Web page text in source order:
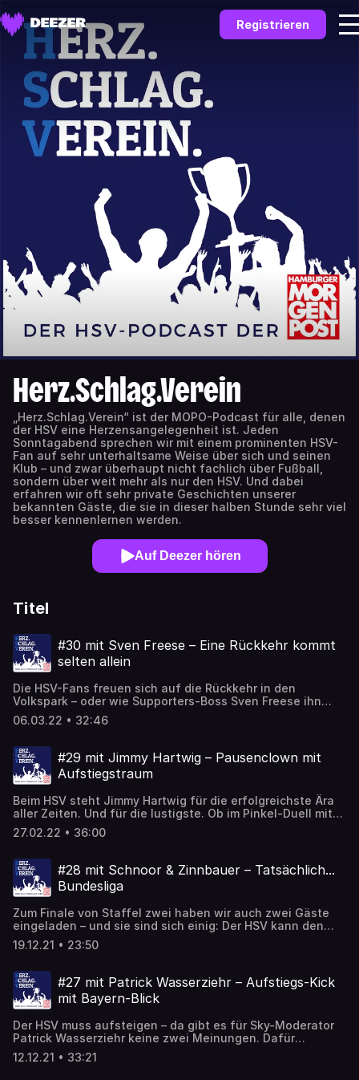
Registrieren
Herz.Schlag.Verein
„Herz.Schlag.Verein“ ist der MOPO-Podcast für alle, denen
der HSV eine Herzensangelegenheit ist. Jeden
Sonntagabend sprechen wir mit einem prominenten HSV-
Fan auf sehr unterhaltsame Weise über sich und seinen
Klub – und zwar überhaupt nicht fachlich über Fußball,
sondern über weit mehr als nur den HSV. Und dabei
erfahren wir oft sehr private Geschichten unserer
bekannten Gäste, die sie in dieser halben Stunde sehr viel
besser kennenlernen werden.
Auf Deezer hören
Titel
#30 mit Sven Freese – Eine Rückkehr kommt
selten allein
Die HSV-Fans freuen sich auf die Rückkehr in den
Volkspark – oder wie Supporters-Boss Sven Freese ihn
nennt: Wohnzimmer. Er muss es wissen, immerhin lagen
Stadien in Argentinien, Nordkorea oder im Hamburger
Hermann, Collin Benjamin und Entwicklung, dem
Schlagwort der Stunde beim HSV. Bakery Jatta bleibt
trotzdem immer einer von uns. Und wir haben in eigener
06.03.22 • 32:46
#29 mit Jimmy Hartwig – Pausenclown mit
Aufstiegstraum
Beim HSV steht Jimmy Hartwig für die erfolgreichste Ära
aller Zeiten. Und für die lustigste. Ob im Pinkel-Duell mit
Kölns Geißbock oder im Gesangs-Duell mit „Mama
Calypso“ – das Lachen hat der Ernst-Happel-Ziehsohn
nicht, da kann sich Mackie Messer noch eine Scheibe von
abschneiden. Aufsteigen wird der HSV trotzdem. Und
Jimmy Hartwig wird zum DFB-Vorstand. Aber dafür müssen
27.02.22 • 36:00
#28 mit Schnoor & Zinnbauer – Tatsächlich...
Bundesliga
Zum Finale von Staffel zwei haben wir auch zwei Gäste
eingeladen – und sie sind sich einig: Der HSV kann den
Aufstieg schaffen. Stefan Schnoor setzt auf Entwicklung
und auf Trainer Tim Walter, Joe Zinnbauer denkt über den
glauben an ein gutes Ende im Aufstiegskampf 2022.
Hoffnung kann der HSV-Fan ja ganz gut. Und Ailton darf
bei unserem Weihnachts-Special natürlich auch nicht
19.12.21 • 23:50
#27 mit Patrick Wasserziehr – Aufstiegs-Kick
mit Bayern-Blick
Der HSV muss aufsteigen – da gibt es für Sky-Moderator
Patrick Wasserziehr keine zwei Meinungen. Dafür
empfiehlt er den FC Bayern, Didi Hamann und YouTube-
Videos, die er sich gelegentlich mit seinen Kindern
12.12.21 • 33:21